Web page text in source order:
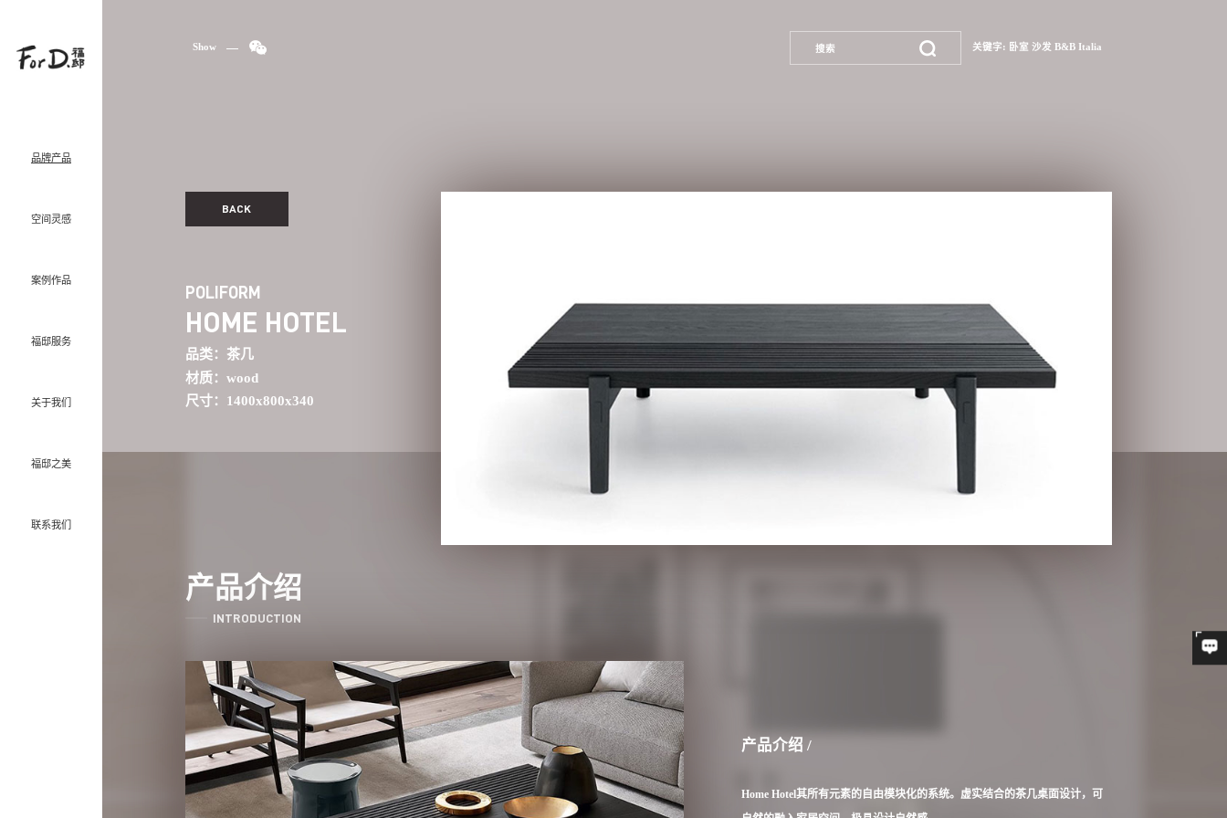
品牌产品
空间灵感
案例作品
福邸服务
关于我们
福邸之美
联系我们
Show 关键字: 卧室 沙发 B&B Italia
BACK
POLIFORM
HOME HOTEL
品类： 茶几
材质： wood
尺寸： 1400x800x340
产品介绍
INTRODUCTION
产品介绍 /
Home Hotel其所有元素的自由模块化的系统。虚实结合的茶几桌面设计，可